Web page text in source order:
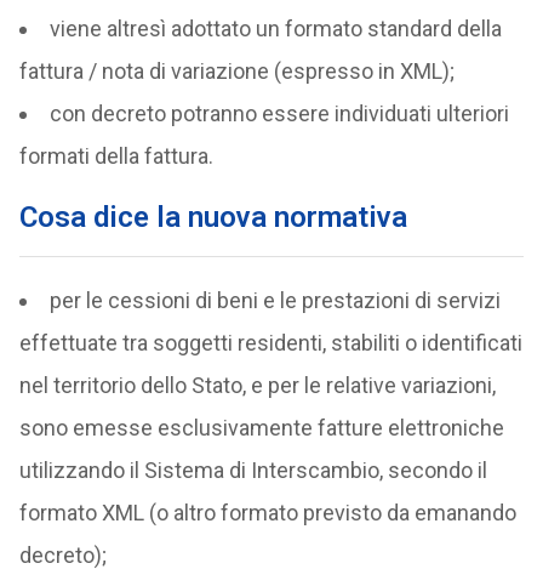
viene altresì adottato un formato standard della
fattura / nota di variazione (espresso in XML);
con decreto potranno essere individuati ulteriori
formati della fattura.
Cosa dice la nuova normativa
per le cessioni di beni e le prestazioni di servizi
effettuate tra soggetti residenti, stabiliti o identificati
nel territorio dello Stato, e per le relative variazioni,
sono emesse esclusivamente fatture elettroniche
utilizzando il Sistema di Interscambio, secondo il
formato XML (o altro formato previsto da emanando
decreto);